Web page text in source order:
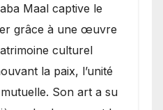
Maal captive le
grâce à une œuvre
culturel
la paix, l’unité
Son art a su